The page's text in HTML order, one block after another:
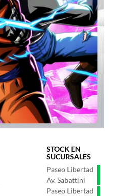
STOCK EN
SUCURSALES
Paseo Libertad
Av. Sabattini
Paseo Libertad